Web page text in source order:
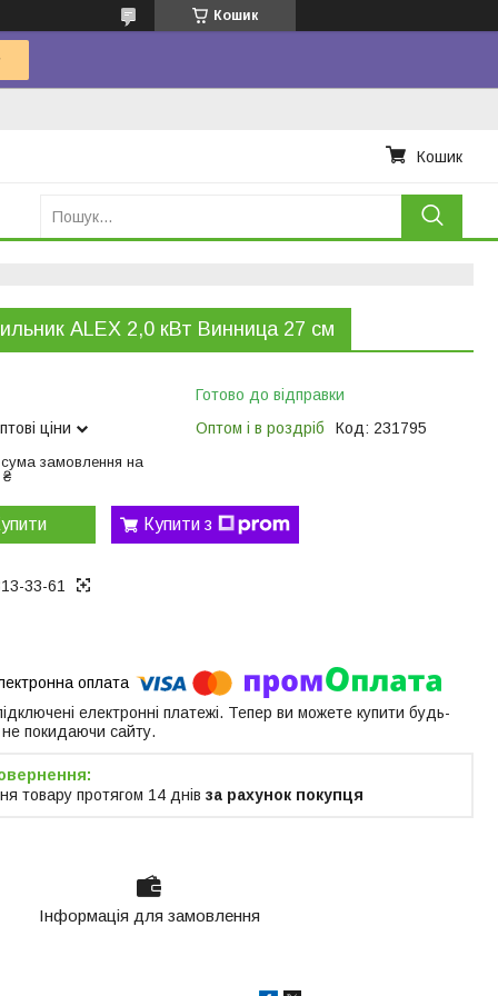
Кошик
Кошик
ALEX 2,0 кВт Винница 27 см
ціни
замовлення на
₴
Готово до відправки
Оптом і в роздріб
Код: 231795
Купити з
33-61
електронні платежі. Тепер ви можете купити будь-
покидаючи сайту.
товару протягом 14 днів за рахунок покупця
Інформація для замовлення